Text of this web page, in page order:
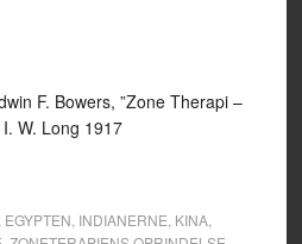
F. Bowers, ”Zone Therapi –
W. Long 1917
EGYPTEN INDIANERNE KINA,